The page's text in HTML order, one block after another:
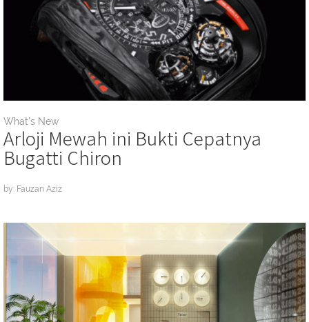
What's New
Arloji Mewah ini Bukti Cepatnya
Bugatti Chiron
by: Fauzan Aziz